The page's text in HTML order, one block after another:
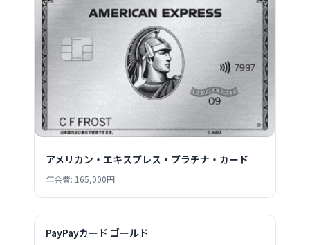
アメリカン・エキスプレス・プラチナ・カード
年会費: 165,000円
PayPayカード ゴールド